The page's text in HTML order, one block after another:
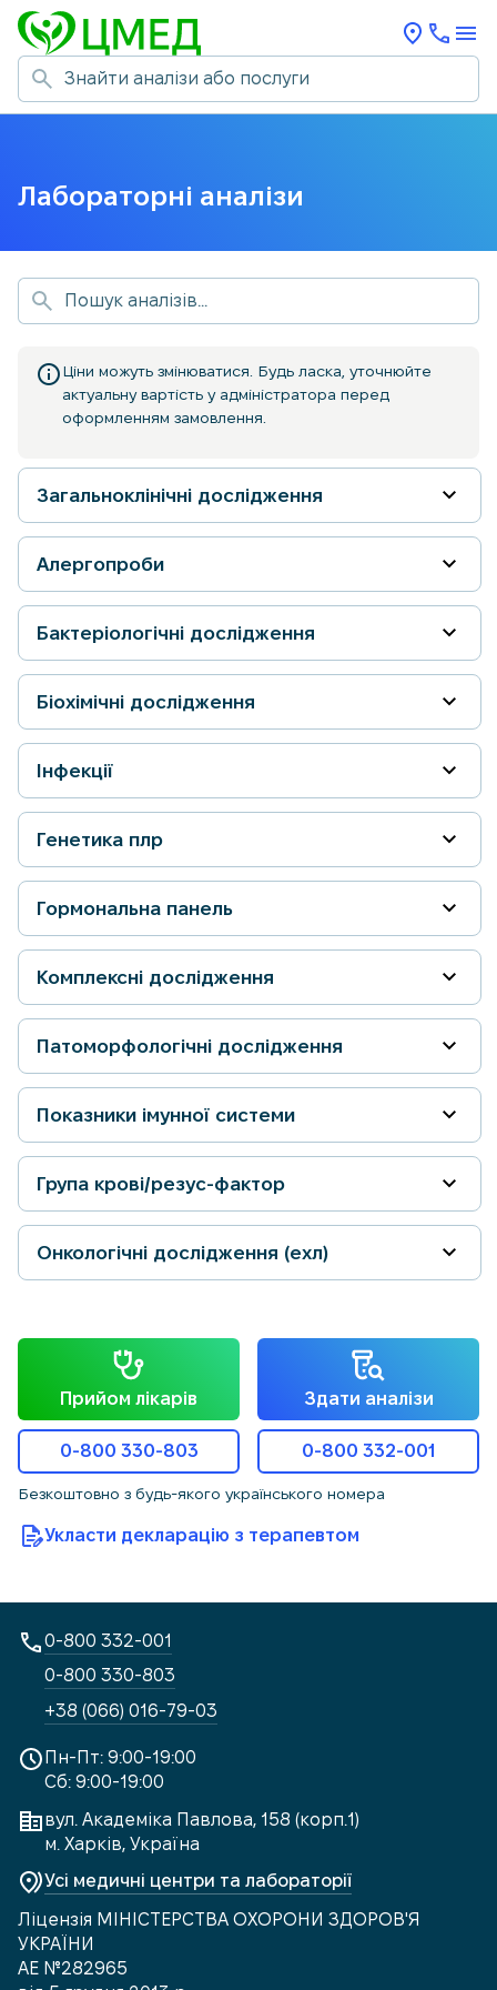
Лабораторні аналізи
infoЦіни можуть змінюватися. Будь ласка, уточнюйте
актуальну вартість у адміністратора перед
оформленням замовлення.
Загальноклінічні дослідження
Алергопроби
Бактеріологічні дослідження
Біохімічні дослідження
Інфекції
Генетика плр
Гормональна панель
Комплексні дослідження
Патоморфологічні дослідження
Показники імунної системи
Група крові/резус-фактор
Онкологічні дослідження (ехл)
Прийом лікарів Здати аналізи
0-800 330-803 0-800 332-001
Безкоштовно з будь-якого українського номера
Укласти декларацію з терапевтом
Пн-Пт: 9:00-19:00
Сб: 9:00-19:00
вул. Академіка Павлова, 158 (корп.1)
м. Харків, Україна
Усі медичні центри та лабораторії
Ліцензія МІНІСТЕРСТВА ОХОРОНИ ЗДОРОВ'Я
УКРАЇНИ
АЕ №282965
0-800 332-001
0-800 330-803
+38 (066) 016-79-03